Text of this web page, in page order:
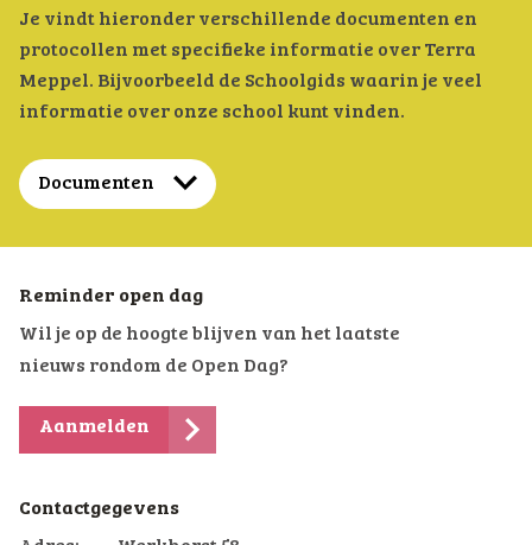
Je vindt hieronder verschillende documenten en
protocollen met specifieke informatie over Terra
Meppel. Bijvoorbeeld de Schoolgids waarin je veel
informatie over onze school kunt vinden.
Documenten
Reminder open dag
Wil je op de hoogte blijven van het laatste
nieuws rondom de Open Dag?
Aanmelden
Contactgegevens